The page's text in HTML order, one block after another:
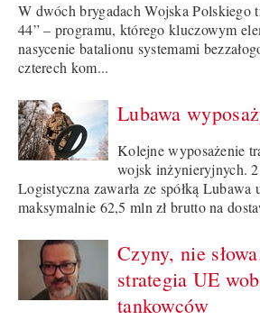
W dwóch brygadach Wojska Polskiego
44” – programu, którego kluczowym
nasycenie batalionu systemami
czterech kom...
Lubawa
Kolejne wyposażenie
wojsk inżynieryjnych.
Logistyczna zawarła ze spółką Lubawa
maksymalnie 62,5 mln zł brutto na
Czyny, nie
strategia UE
tankowców